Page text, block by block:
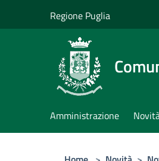
Regione Puglia
Amministrazione